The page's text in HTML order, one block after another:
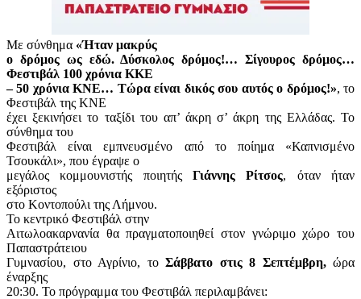
Με σύνθημα «Ήταν μακρύς
ο δρόμος ως εδώ. Δύσκολος δρόμος!… Σίγουρος δρόμος…
Φεστιβάλ 100 χρόνια ΚΚΕ
– 50 χρόνια ΚΝΕ… Τώρα είναι δικός σου αυτός ο δρόμος!», το
Φεστιβάλ της ΚΝΕ
έχει ξεκινήσει το ταξίδι του απ’ άκρη σ’ άκρη της Ελλάδας. Το
σύνθημα του
Φεστιβάλ είναι εμπνευσμένο από το ποίημα «Καπνισμένο
Τσουκάλι», που έγραψε ο
μεγάλος κομμουνιστής ποιητής Γιάννης Ρίτσος, όταν ήταν
εξόριστος
στο Κοντοπούλι της Λήμνου.
Το κεντρικό Φεστιβάλ στην
Αιτωλοακαρνανία θα πραγματοποιηθεί στον γνώριμο χώρο του
Παπαστράτειου
Γυμνασίου, στο Αγρίνιο, το Σάββατο στις 8 Σεπτέμβρη, ώρα
έναρξης
20:30. Το πρόγραμμα του Φεστιβάλ περιλαμβάνει: